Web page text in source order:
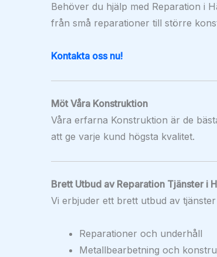
Behöver du hjälp med Reparation i
från små reparationer till större
Kontakta oss nu!
Möt Våra Konstruktion
Våra erfarna Konstruktion är de
att ge varje kund högsta kvalitet.
Brett Utbud av Reparation Tjänster i
Vi erbjuder ett brett utbud av
Reparationer och underhåll
Metallbearbetning och